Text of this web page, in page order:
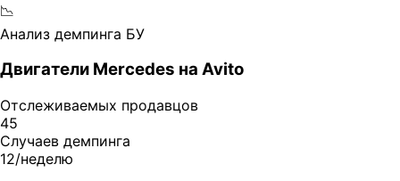
📉
Анализ демпинга БУ
Двигатели Mercedes на Avito
Отслеживаемых продавцов
45
Случаев демпинга
12/неделю